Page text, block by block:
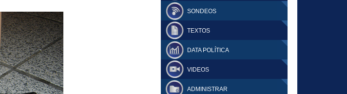
SONDEOS
TEXTOS
DATA POLÍTICA
VIDEOS
ADMINISTRAR